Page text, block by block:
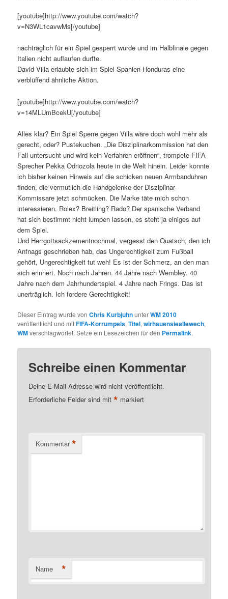
[youtube]http://www.youtube.com/watch?
v=N3WL1cavwMs[/youtube]
nachträglich für ein Spiel gesperrt wurde und im Halbfinale gegen
Italien nicht auflaufen durfte.
David Villa erlaubte sich im Spiel Spanien-Honduras eine
verblüffend ähnliche Aktion.
[youtube]http://www.youtube.com/watch?
v=14MLUmBcekU[/youtube]
Alles klar? Ein Spiel Sperre gegen Villa wäre doch wohl mehr als
gerecht, oder? Pustekuchen. „Die Disziplinarkommission hat den
Fall untersucht und wird kein Verfahren eröffnen“, trompete FIFA-
Sprecher Pekka Odriozola heute in die Welt hinein. Leider konnte
ich bisher keinen Hinweis auf die schicken neuen Armbanduhren
finden, die vermutlich die Handgelenke der Disziplinar-
Kommissare jetzt schmücken. Die Marke täte mich schon
interessieren. Rolex? Breitling? Rado? Der spanische Verband
hat sich bestimmt nicht lumpen lassen, es steht ja einiges auf
dem Spiel.
Und Herrgottsackzementnochmal, vergesst den Quatsch, den ich
Anfnags geschrieben hab, das Ungerechtigkeit zum Fußball
gehört, Ungerechtigkeit tut weh! Es ist der Schmerz, an den man
sich erinnert. Noch nach Jahren. 44 Jahre nach Wembley. 40
Jahre nach dem Jahrhundertspiel. 4 Jahre nach Frings. Das ist
unerträglich. Ich fordere Gerechtigkeit!
Dieser Eintrag wurde vonChris KurbjuhnunterWM 2010
veröffentlicht und mitFIFA-Korrumpels,Titel,wirhauensieallewech,
WMverschlagwortet. Setze ein Lesezeichen für den Permalink.
Schreibe einen Kommentar
Deine E-Mail-Adresse wird nicht veröffentlicht.
Erforderliche Felder sind mit* markiert
Kommentar *
Name *